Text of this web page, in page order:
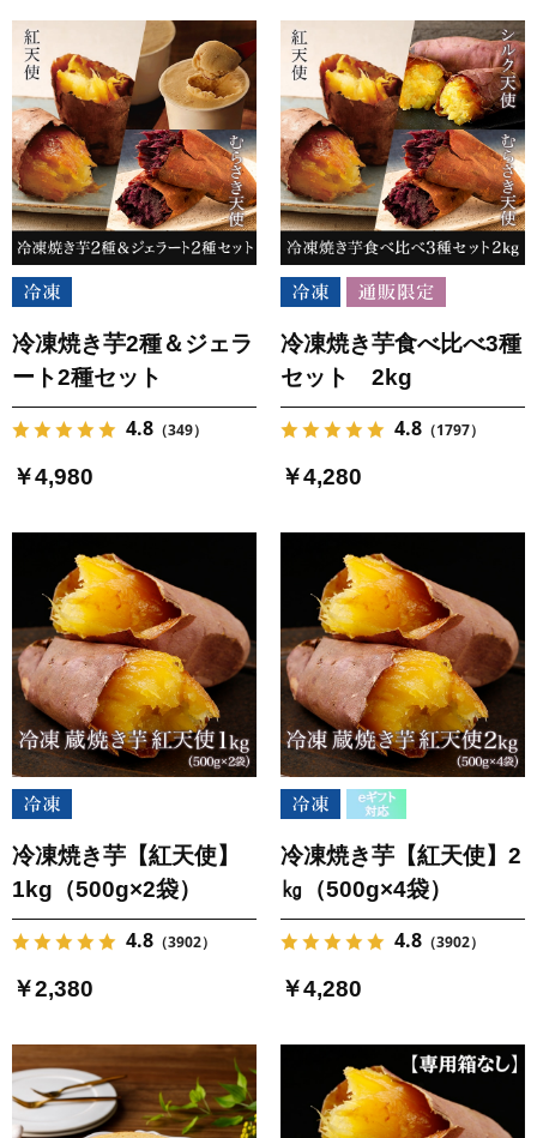
冷凍焼き芋2種＆ジェラ
ート2種セット
4.8 （349）
￥4,980
冷凍焼き芋食べ比べ3種
セット 2kg
4.8 （1797）
￥4,280
冷凍焼き芋【紅天使】
1kg（500g×2袋）
4.8 （3902）
￥2,380
冷凍焼き芋【紅天使】2
㎏（500g×4袋）
4.8 （3902）
￥4,280